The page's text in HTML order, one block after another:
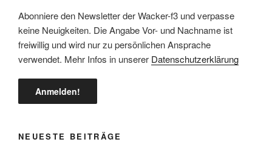
Abonniere den Newsletter der Wacker-f3 und verpasse
keine Neuigkeiten. Die Angabe Vor- und Nachname ist
freiwillig und wird nur zu persönlichen Ansprache
verwendet. Mehr Infos in unserer Datenschutzerklärung
NEUESTE BEITRÄGE